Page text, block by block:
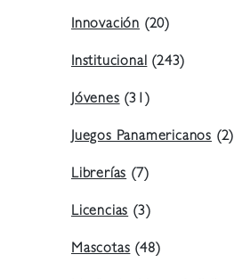
Innovación (20)
Institucional(243)
Jóvenes(31)
Juegos Panamericanos (2)
Librerías(7)
Licencias(3)
Mascotas(48)